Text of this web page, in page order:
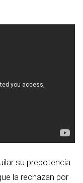
su prepotencia
la rechazan por